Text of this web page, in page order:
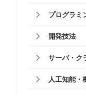
プログラミ
開発技法
サーバ・ク
人工知能・